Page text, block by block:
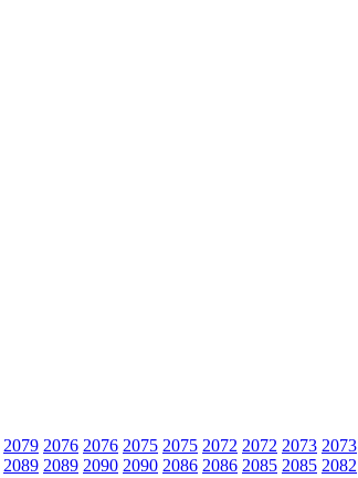
2079 2076 2076 2075 2075 2072 2072 2073 2073
2089 2089 2090 2090 2086 2086 2085 2085 2082